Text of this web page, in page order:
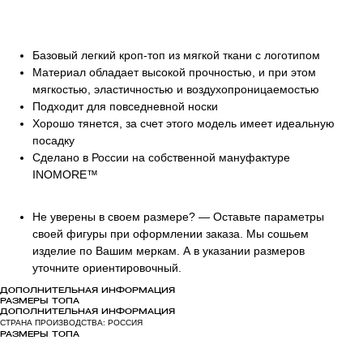
Базовый легкий кроп-топ из мягкой ткани с логотипом
Материал обладает высокой прочностью, и при этом
мягкостью, эластичностью и воздухопроницаемостью
Подходит для повседневной носки
Хорошо тянется, за счет этого модель имеет идеальную
посадку
Сделано в России на собственной мануфактуре
INOMORE™
Не уверены в своем размере? — Оставьте параметры
своей фигуры при оформлении заказа. Мы сошьем
изделие по Вашим меркам. А в указании размеров
уточните ориентировочный.
ДОПОЛНИТЕЛЬНАЯ ИНФОРМАЦИЯ
РАЗМЕРЫ ТОПА
ДОПОЛНИТЕЛЬНАЯ ИНФОРМАЦИЯ
СТРАНА ПРОИЗВОДСТВА: РОССИЯ
РАЗМЕРЫ ТОПА